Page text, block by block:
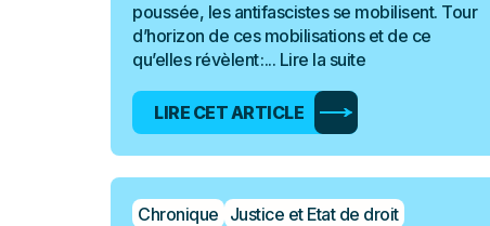
poussée, les antifascistes se mobilisent. Tour
d’horizon de ces mobilisations et de ce
qu’elles révèlent :... Lire la suite
LIRE CET ARTICLE
Chronique Justice et Etat de droit